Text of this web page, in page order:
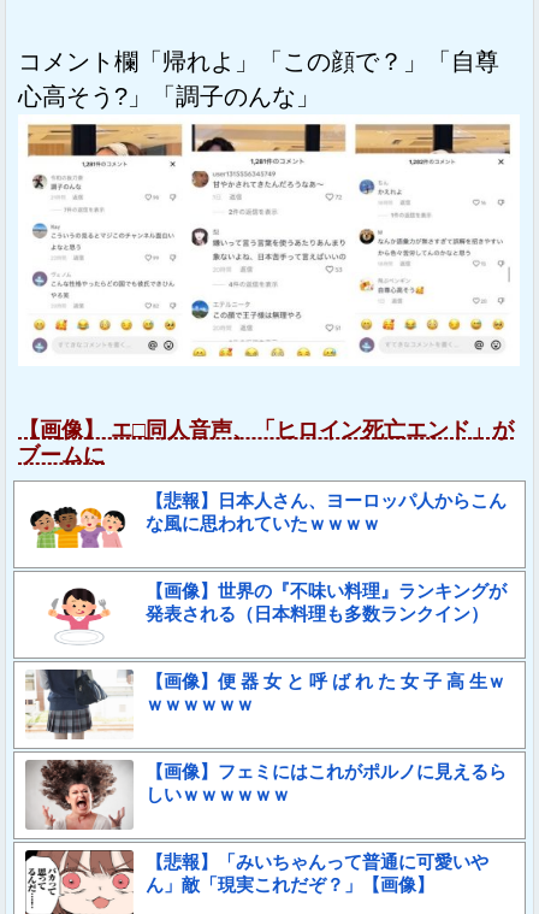
コメント欄「帰れよ」「この顔で？」「自尊
心高そう?」「調子のんな」
【画像】 エ□同人音声、「ヒロイン死亡エンド」が
ブームに
【悲報】日本人さん、ヨーロッパ人からこん
な風に思われていたｗｗｗｗ
【画像】世界の『不味い料理』ランキングが
発表される（日本料理も多数ランクイン）
【画像】便 器 女 と 呼 ば れ た 女 子 高 生ｗ
ｗｗｗｗｗｗ
【画像】フェミにはこれがポルノに見えるら
しいｗｗｗｗｗｗ
【悲報】「みいちゃんって普通に可愛いや
ん」敵「現実これだぞ？」【画像】